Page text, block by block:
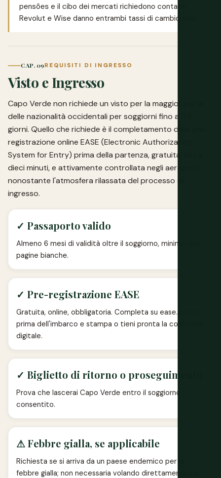
pensões e il cibo dei mercati richiedono contanti.
Revolut e Wise danno entrambi tassi di cambio reali.
CAP. 09REQUISITI DI INGRESSO
Visto e Ingresso
Capo Verde non richiede un visto per la maggior parte
delle nazionalità occidentali per soggiorni fino a 30
giorni. Quello che richiede è il completamento della pre-
registrazione online EASE (Electronic Authorization
System for Entry) prima della partenza, gratuita, circa
dieci minuti, e attivamente controllata negli aeroporti
nonostante l'atmosfera rilassata del processo di
ingresso.
✓ Passaporto valido
Almeno 6 mesi di validità oltre il soggiorno, minimo due
pagine bianche.
✓ Pre-registrazione EASE
Gratuita, online, obbligatoria. Completa su ease.gov.cv
prima dell'imbarco e stampa o tieni pronta la conferma
digitale.
✓ Biglietto di ritorno o proseguimento
Prova che lascerai Capo Verde entro il soggiorno
consentito.
⚠ Febbre gialla, se applicabile
Richiesta se si arriva da un paese endemico per la
febbre gialla; non necessaria volando direttamente da